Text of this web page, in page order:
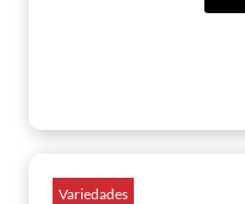
Variedades